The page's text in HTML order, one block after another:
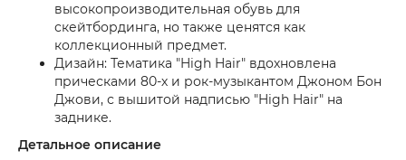
высокопроизводительная обувь для
скейтбординга, но также ценятся как
коллекционный предмет.
Дизайн: Тематика "High Hair" вдохновлена
прическами 80-х и рок-музыкантом Джоном Бон
Джови, с вышитой надписью "High Hair" на
заднике.
Детальное описание